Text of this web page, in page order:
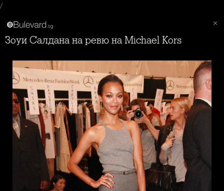
/
Зоуи Салдана на ревю на Michael Kors